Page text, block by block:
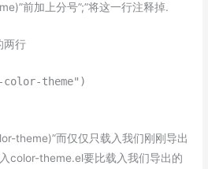
前加上分号”;”将这一行注释掉.
两行
theme")
theme)”而仅仅只载入我们刚刚导出
color-theme.el要比载入我们导出的